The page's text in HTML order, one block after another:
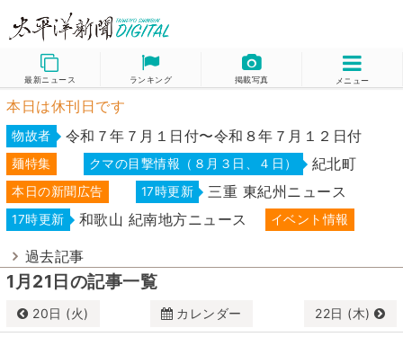
最新ニュース ランキング 掲載写真 メニュー
本日は休刊日です
物故者 令和７年７月１日付〜令和８年７月１２日付
麺特集 クマの目撃情報（８月３日、４日） 紀北町
本日の新聞広告 17時更新 三重 東紀州ニュース
17時更新 和歌山 紀南地方ニュース イベント情報
過去記事
1月21日の記事一覧
20日 (火) カレンダー 22日 (木)